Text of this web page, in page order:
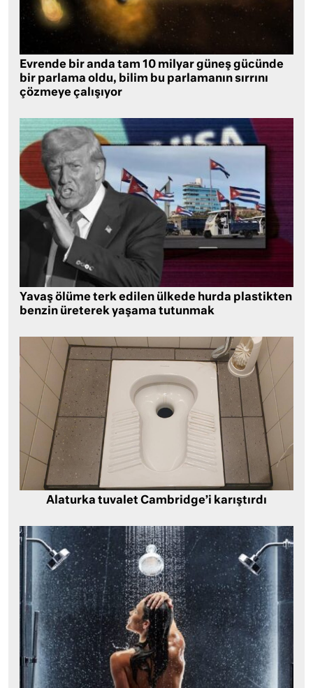
Evrende bir anda tam 10 milyar güneş gücünde
bir parlama oldu, bilim bu parlamanın sırrını
çözmeye çalışıyor
Yavaş ölüme terk edilen ülkede hurda plastikten
benzin üreterek yaşama tutunmak
Alaturka tuvalet Cambridge’i karıştırdı